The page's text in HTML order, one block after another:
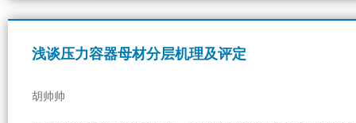
浅谈压力容器母材分层机理及评定
胡帅帅